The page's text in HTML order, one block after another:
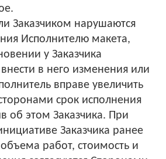
Заказчиком нарушаются
Исполнителю макета,
у Заказчика
в него изменения или
вправе увеличить
срок исполнения
об этом Заказчика. При
Заказчика ранее
работ, стоимость и